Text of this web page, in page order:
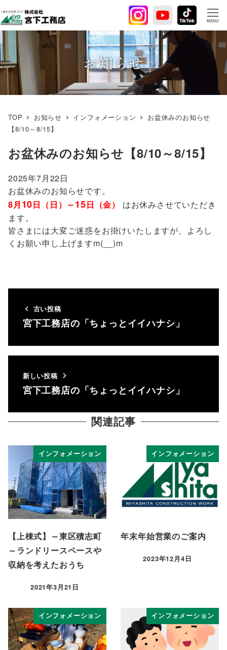
イ
ン
コ
ン
テ
ン
ツ
MENU
お知らせ
TOP お知らせ インフォメーション
お盆休みのお知らせ
【8/10～8/15】
お盆休みのお知らせ【8/10～8/15】
2025年7月22日
お盆休みのお知らせです。
8月10日（日）～15日（金）
はお休みさせていただき
ます。
皆さまには大変ご迷惑をお掛けいたしますが、よろし
くお願い申し上げますm(__)m
古い投稿
宮下工務店の「ちょっとイイハナシ」
新しい投稿
宮下工務店の「ちょっとイイハナシ」
関連記事
インフォメーション
【上棟式】～東区積志町
～ランドリースペースや
収納を考えたおうち
投稿日
2021年3月21日
インフォメーション
年末年始営業のご案内
投稿日
2023年12月4日
インフォメーション インフォメーション